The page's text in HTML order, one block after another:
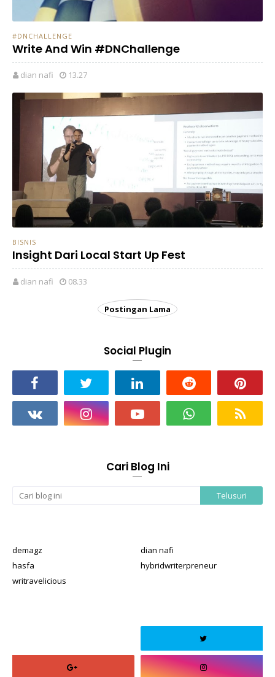
#DNCHALLENGE
Write And Win #DNChallenge
dian nafi 13.27
BISNIS
Insight Dari Local Start Up Fest
dian nafi 08.33
Postingan Lama
Social Plugin
Cari Blog Ini
demagz
dian nafi
hasfa
hybridwriterpreneur
writravelicious